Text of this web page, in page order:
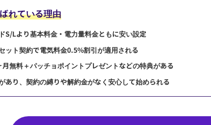
れている理由
S/Lより基本料金・電力量料金ともに安い設定
ット契約で電気料金0.5%割引が適用される
無料＋パッチョポイントプレゼントなどの特典がある
あり、契約の縛りや解約金がなく安心して始められる